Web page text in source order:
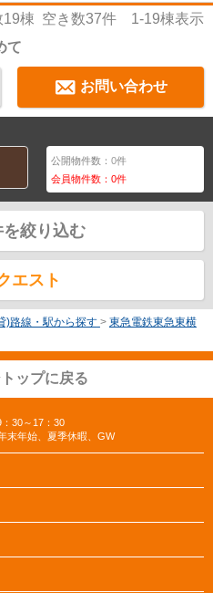
19棟 空き数37件 1-19棟表示
て
お問い合わせ
公開物件数：0件
会員物件数：0件
絞り込む
エスト
)路線・駅から探す > 東急電鉄東急東横
ップに戻る
30～17：30
末年始、夏季休暇、GW